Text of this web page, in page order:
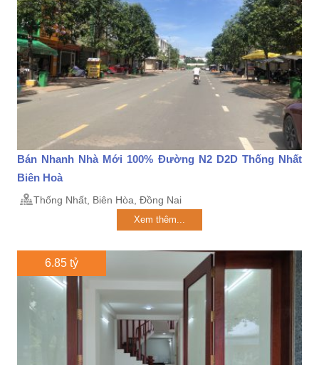
Bán Nhanh Nhà Mới 100% Đường N2 D2D Thống Nhất
Biên Hoà
Thống Nhất, Biên Hòa, Đồng Nai
Xem thêm...
6.85 tỷ